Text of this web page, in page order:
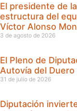
El presidente de
estructura del
Víctor Alonso
3 de agosto de 2026
El Pleno de
Autovía del Duero
31 de julio de 2026
Diputación